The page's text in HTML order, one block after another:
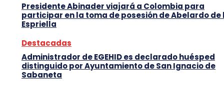
Presidente Abinader viajará a Colombia para
participar en la toma de posesión de Abelardo de
Espriella
Destacadas
Administrador de EGEHID es declarado huésped
distinguido por Ayuntamiento de San Ignacio de
Sabaneta